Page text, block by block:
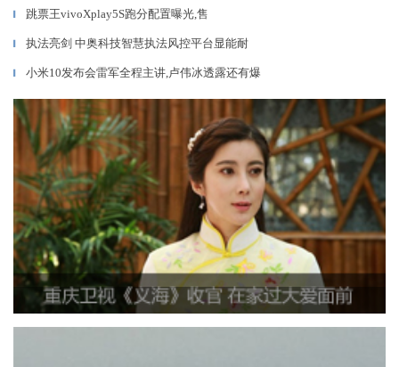
▎ 跳票王vivoXplay5S跑分配置曝光,售
▎ 执法亮剑 中奥科技智慧执法风控平台显能耐
▎ 小米10发布会雷军全程主讲,卢伟冰透露还有爆